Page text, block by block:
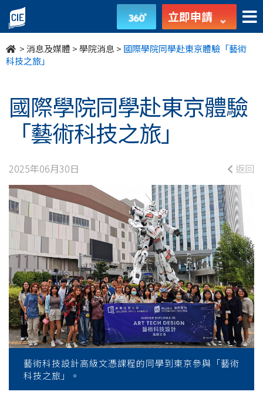
國
際
學
同
赴
東
京
體
驗
「藝
術
科
立即申請
>消息及媒體 >學院消息 > 國際學院同學赴東京體驗「藝術
科技之旅」
國際學院同學赴東京體驗
「藝術科技之旅」
2025年06月30日 返回
藝術科技設計高級文憑課程的同學到東京參與「藝術
科技之旅」。